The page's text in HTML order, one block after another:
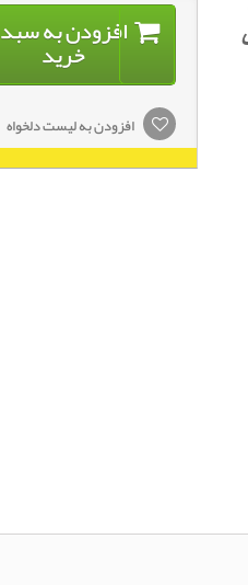
افزودن به سبد
خرید
افزودن به لیست دلخواه